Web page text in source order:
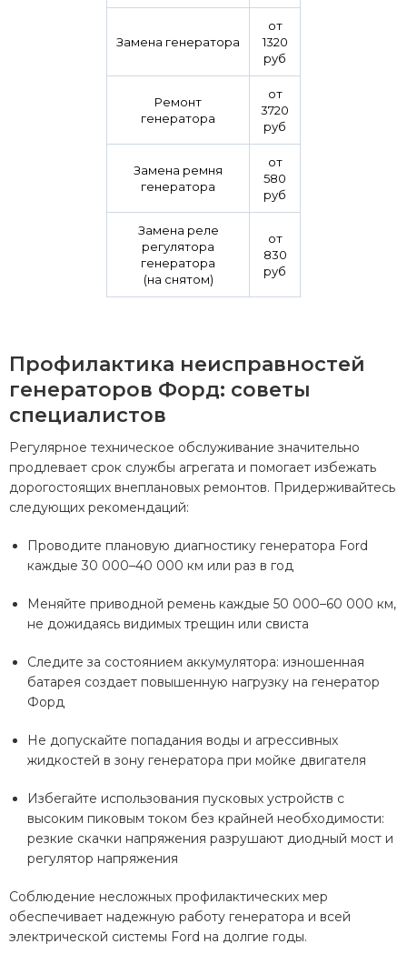
Замена генератора
от
1320
руб
Ремонт
генератора
от
3720
руб
Замена ремня
генератора
от
580
руб
Замена реле
регулятора
генератора
(на снятом)
от
830
руб
Профилактика неисправностей
генераторов Форд: советы
специалистов
Регулярное техническое обслуживание значительно
продлевает срок службы агрегата и помогает избежать
дорогостоящих внеплановых ремонтов. Придерживайтесь
следующих рекомендаций:
Проводите плановую диагностику генератора Ford
каждые 30 000–40 000 км или раз в год
Меняйте приводной ремень каждые 50 000–60 000 км,
не дожидаясь видимых трещин или свиста
Следите за состоянием аккумулятора: изношенная
батарея создает повышенную нагрузку на генератор
Форд
Не допускайте попадания воды и агрессивных
жидкостей в зону генератора при мойке двигателя
Избегайте использования пусковых устройств с
высоким пиковым током без крайней необходимости:
резкие скачки напряжения разрушают диодный мост и
регулятор напряжения
Соблюдение несложных профилактических мер
обеспечивает надежную работу генератора и всей
электрической системы Ford на долгие годы.